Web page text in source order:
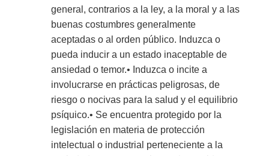
general, contrarios a la ley, a la moral y a las
buenas costumbres generalmente
aceptadas o al orden público. Induzca o
pueda inducir a un estado inaceptable de
ansiedad o temor.• Induzca o incite a
involucrarse en prácticas peligrosas, de
riesgo o nocivas para la salud y el equilibrio
psíquico.• Se encuentra protegido por la
legislación en materia de protección
intelectual o industrial perteneciente a la